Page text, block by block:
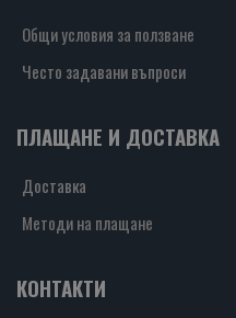
Общи условия за ползване
Често задавани въпроси
ПЛАЩАНЕ И ДОСТАВКА
Доставка
Методи на плащане
КОНТАКТИ